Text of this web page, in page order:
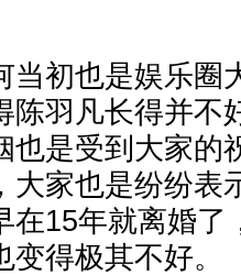
初也是娱乐圈
陈羽凡长得并不
也是受到大家的
大家也是纷纷表
在15年就离婚了
得极其不好。